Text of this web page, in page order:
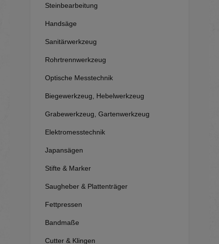
Steinbearbeitung
Handsäge
Sanitärwerkzeug
Rohrtrennwerkzeug
Optische Messtechnik
Biegewerkzeug, Hebelwerkzeug
Grabewerkzeug, Gartenwerkzeug
Elektromesstechnik
Japansägen
Stifte & Marker
Saugheber & Plattenträger
Fettpressen
Bandmaße
Cutter & Klingen